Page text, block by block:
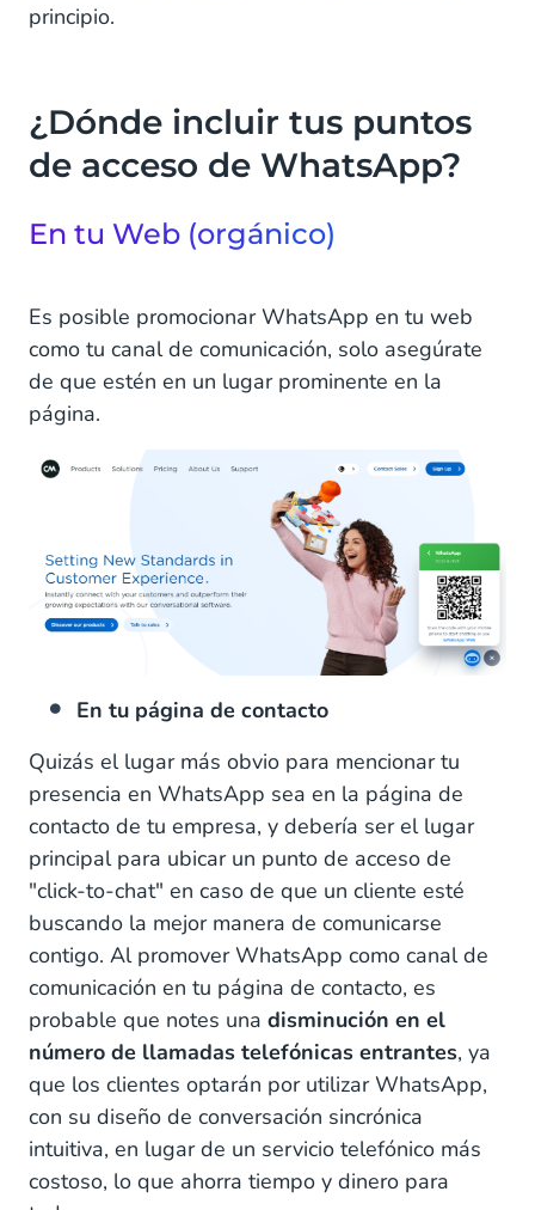
principio.
¿Dónde incluir tus puntos
de acceso de WhatsApp?
En tu Web (orgánico)
Es posible promocionar WhatsApp en tu web
como tu canal de comunicación, solo asegúrate
de que estén en un lugar prominente en la
página.
En tu página de contacto
Quizás el lugar más obvio para mencionar tu
presencia en WhatsApp sea en la página de
contacto de tu empresa, y debería ser el lugar
principal para ubicar un punto de acceso de
"click-to-chat" en caso de que un cliente esté
buscando la mejor manera de comunicarse
contigo. Al promover WhatsApp como canal de
comunicación en tu página de contacto, es
probable que notes una disminución en el
número de llamadas telefónicas entrantes, ya
que los clientes optarán por utilizar WhatsApp,
con su diseño de conversación sincrónica
intuitiva, en lugar de un servicio telefónico más
costoso, lo que ahorra tiempo y dinero para